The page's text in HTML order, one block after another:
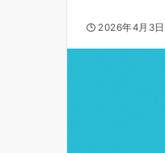
2026年4月3日